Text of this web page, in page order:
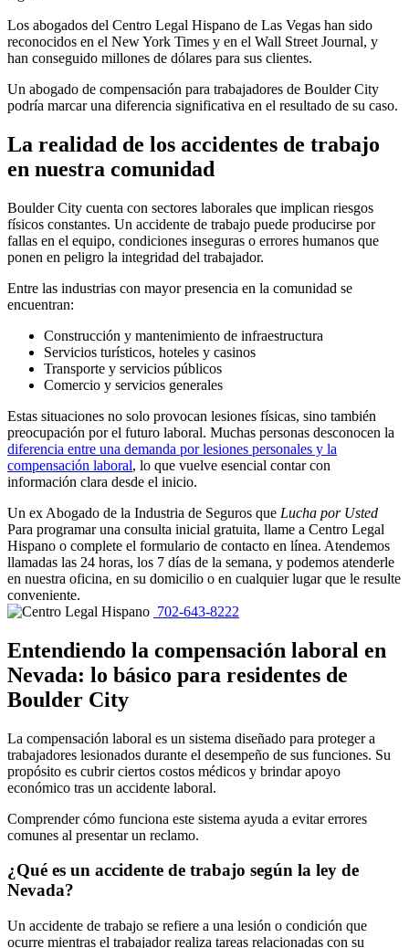
Los abogados del Centro Legal Hispano de Las Vegas han sido
reconocidos en el New York Times y en el Wall Street Journal, y
han conseguido millones de dólares para sus clientes.
Un abogado de compensación para trabajadores de Boulder City
podría marcar una diferencia significativa en el resultado de su caso.
La realidad de los accidentes de trabajo
en nuestra comunidad
Boulder City cuenta con sectores laborales que implican riesgos
físicos constantes. Un accidente de trabajo puede producirse por
fallas en el equipo, condiciones inseguras o errores humanos que
ponen en peligro la integridad del trabajador.
Entre las industrias con mayor presencia en la comunidad se
encuentran:
Construcción y mantenimiento de infraestructura
Servicios turísticos, hoteles y casinos
Transporte y servicios públicos
Comercio y servicios generales
Estas situaciones no solo provocan lesiones físicas, sino también
preocupación por el futuro laboral. Muchas personas desconocen la
diferencia entre una demanda por lesiones personales y la
compensación laboral, lo que vuelve esencial contar con
información clara desde el inicio.
Un ex Abogado de la Industria de Seguros que Lucha por Usted
Para programar una consulta inicial gratuita, llame a Centro Legal
Hispano o complete el formulario de contacto en línea. Atendemos
llamadas las 24 horas, los 7 días de la semana, y podemos atenderle
en nuestra oficina, en su domicilio o en cualquier lugar que le resulte
conveniente.
702-643-8222
Entendiendo la compensación laboral en
Nevada: lo básico para residentes de
Boulder City
La compensación laboral es un sistema diseñado para proteger a
trabajadores lesionados durante el desempeño de sus funciones. Su
propósito es cubrir ciertos costos médicos y brindar apoyo
económico tras un accidente laboral.
Comprender cómo funciona este sistema ayuda a evitar errores
comunes al presentar un reclamo.
¿Qué es un accidente de trabajo según la ley de
Nevada?
Un accidente de trabajo se refiere a una lesión o condición que
ocurre mientras el trabajador realiza tareas relacionadas con su